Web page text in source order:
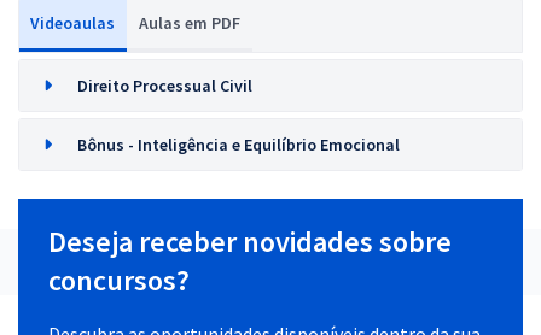
Videoaulas Aulas em PDF
Direito Processual Civil
Bônus - Inteligência e Equilíbrio Emocional
Deseja receber novidades sobre
concursos?